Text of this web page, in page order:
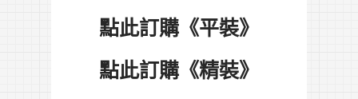
點此訂購《平裝》
點此訂購《精裝》